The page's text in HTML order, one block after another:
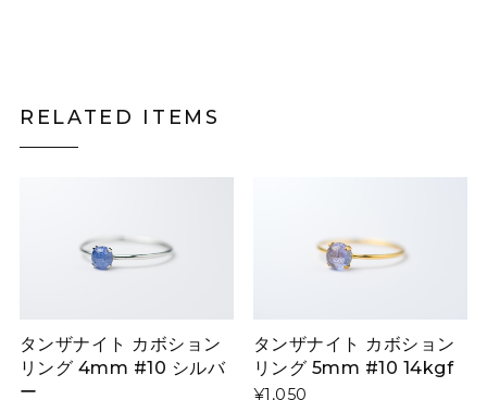
RELATED ITEMS
タンザナイト カボション
リング 4mm #10 シルバ
ー
タンザナイト カボション
リング 5mm #10 14kgf
¥1,050